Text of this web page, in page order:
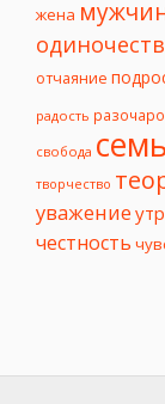
жена
отчаяние
радость
свобода
творчество
уважение
честность